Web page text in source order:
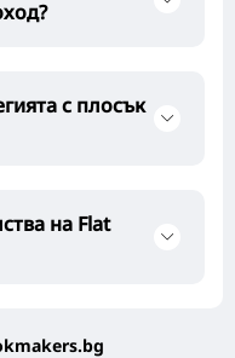
с плосък
на Flat